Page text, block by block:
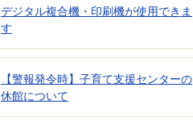
デジタル複合機・印刷機が使用できま
す
【警報発令時】子育て支援センターの
休館について